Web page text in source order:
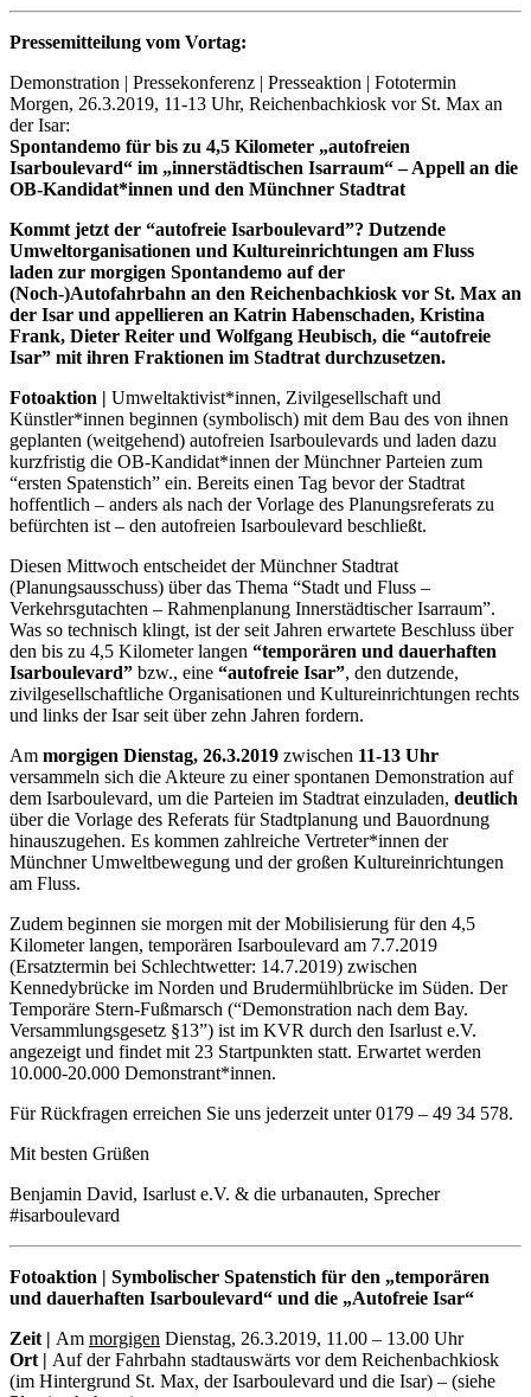
Pressemitteilung vom Vortag:
Demonstration | Pressekonferenz | Presseaktion | Fototermin
Morgen, 26.3.2019, 11-13 Uhr, Reichenbachkiosk vor St. Max an
der Isar:
Spontandemo für bis zu 4,5 Kilometer „autofreien
Isarboulevard“ im „innerstädtischen Isarraum“ – Appell an die
OB-Kandidat*innen und den Münchner Stadtrat
Kommt jetzt der “autofreie Isarboulevard”? Dutzende
Umweltorganisationen und Kultureinrichtungen am Fluss
laden zur morgigen Spontandemo auf der
(Noch-)Autofahrbahn an den Reichenbachkiosk vor St. Max an
der Isar und appellieren an Katrin Habenschaden, Kristina
Frank, Dieter Reiter und Wolfgang Heubisch, die “autofreie
Isar” mit ihren Fraktionen im Stadtrat durchzusetzen.
Fotoaktion | Umweltaktivist*innen, Zivilgesellschaft und
Künstler*innen beginnen (symbolisch) mit dem Bau des von ihnen
geplanten (weitgehend) autofreien Isarboulevards und laden dazu
kurzfristig die OB-Kandidat*innen der Münchner Parteien zum
“ersten Spatenstich” ein. Bereits einen Tag bevor der Stadtrat
hoffentlich – anders als nach der Vorlage des Planungsreferats zu
befürchten ist – den autofreien Isarboulevard beschließt.
Diesen Mittwoch entscheidet der Münchner Stadtrat
(Planungsausschuss) über das Thema “Stadt und Fluss –
Verkehrsgutachten – Rahmenplanung Innerstädtischer Isarraum”.
Was so technisch klingt, ist der seit Jahren erwartete Beschluss über
den bis zu 4,5 Kilometer langen “temporären und dauerhaften
Isarboulevard” bzw., eine “autofreie Isar”, den dutzende,
zivilgesellschaftliche Organisationen und Kultureinrichtungen rechts
und links der Isar seit über zehn Jahren fordern.
Am morgigen Dienstag, 26.3.2019 zwischen 11-13 Uhr
versammeln sich die Akteure zu einer spontanen Demonstration auf
dem Isarboulevard, um die Parteien im Stadtrat einzuladen, deutlich
über die Vorlage des Referats für Stadtplanung und Bauordnung
hinauszugehen. Es kommen zahlreiche Vertreter*innen der
Münchner Umweltbewegung und der großen Kultureinrichtungen
am Fluss.
Zudem beginnen sie morgen mit der Mobilisierung für den 4,5
Kilometer langen, temporären Isarboulevard am 7.7.2019
(Ersatztermin bei Schlechtwetter: 14.7.2019) zwischen
Kennedybrücke im Norden und Brudermühlbrücke im Süden. Der
Temporäre Stern-Fußmarsch (“Demonstration nach dem Bay.
Versammlungsgesetz §13”) ist im KVR durch den Isarlust e.V.
angezeigt und findet mit 23 Startpunkten statt. Erwartet werden
10.000-20.000 Demonstrant*innen.
Für Rückfragen erreichen Sie uns jederzeit unter 0179 – 49 34 578.
Mit besten Grüßen
Benjamin David, Isarlust e.V. & die urbanauten, Sprecher
#isarboulevard
Fotoaktion | Symbolischer Spatenstich für den „temporären
und dauerhaften Isarboulevard“ und die „Autofreie Isar“
Zeit | Am morgigen Dienstag, 26.3.2019, 11.00 – 13.00 Uhr
Ort | Auf der Fahrbahn stadtauswärts vor dem Reichenbachkiosk
(im Hintergrund St. Max, der Isarboulevard und die Isar) – (siehe